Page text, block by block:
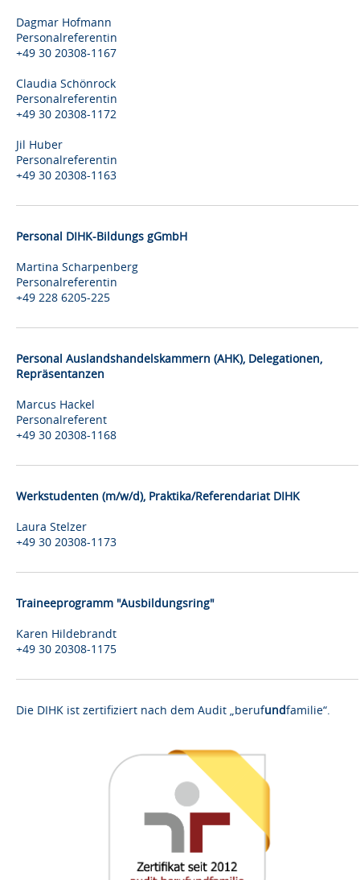
Dagmar Hofmann
Personalreferentin
+49 30 20308-1167
Claudia Schönrock
Personalreferentin
+49 30 20308-1172
Jil Huber
Personalreferentin
+49 30 20308-1163
Personal DIHK-Bildungs gGmbH
Martina Scharpenberg
Personalreferentin
+49 228 6205-225
Personal Auslandshandelskammern (AHK), Delegationen,
Repräsentanzen
Marcus Hackel
Personalreferent
+49 30 20308-1168
Werkstudenten (m/w/d), Praktika/Referendariat DIHK
Laura Stelzer
+49 30 20308-1173
Traineeprogramm "Ausbildungsring"
Karen Hildebrandt
+49 30 20308-1175
Die DIHK ist zertifiziert nach dem Audit „berufundfamilie“.